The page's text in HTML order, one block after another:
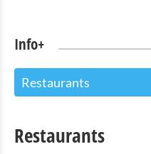
Info+
Restaurants
Bezienswaardigheden
Restaurants